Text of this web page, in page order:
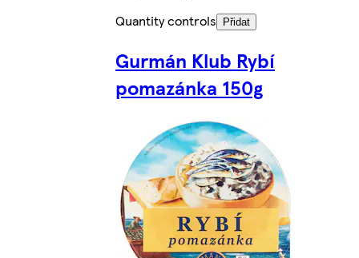
Quantity controls
Přidat
Gurmán Klub Rybí
pomazánka 150g